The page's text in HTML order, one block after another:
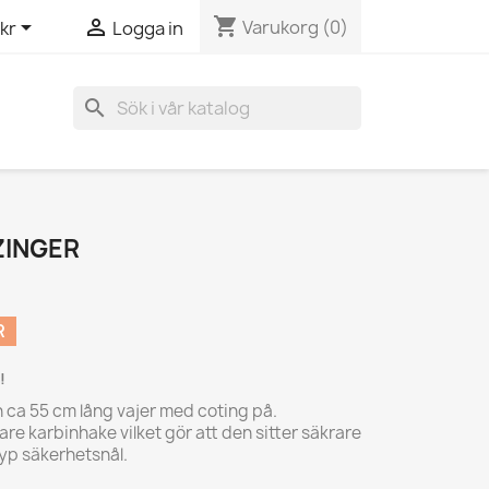
  Logga in shopping_cart Varukorg (0)
search
55 cm lång vajer med coting på.
karbinhake vilket gör att den sitter säkrare
säkerhetsnål.